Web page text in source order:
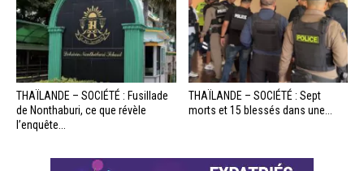
THAÏLANDE – SOCIÉTÉ : Fusillade
de Nonthaburi, ce que révèle
l’enquête...
THAÏLANDE – SOCIÉTÉ : Sept
morts et 15 blessés dans une...